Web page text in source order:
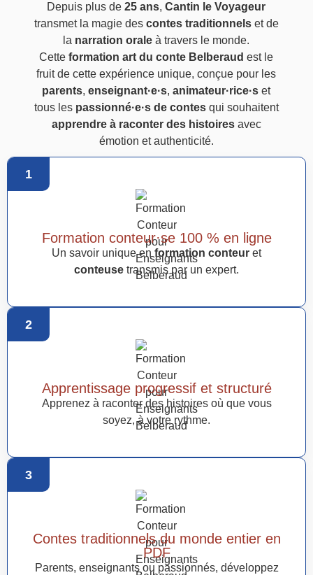
Depuis plus de25 ans,Cantin le Voyageur
transmet la magie des contes traditionnelset de
la narration orale à travers le monde.
Cetteformation art du conte Belberaud est le
fruit de cette expérience unique, conçue pour les
parents,enseignant·e·s,animateur·rice·s et
tous les passionné·e·s de contesqui souhaitent
apprendre à raconter des histoiresavec
émotion et authenticité.
1
Formation conteur·se 100 % en ligne
Un savoir unique en formation conteur et
conteuse transmis par un expert.
2
Apprentissage progressif et structuré
Apprenez à raconter des histoires où que vous
soyez, à votre rythme.
3
Contes traditionnels du monde entier en
PDF
Parents, enseignants ou passionnés, développez